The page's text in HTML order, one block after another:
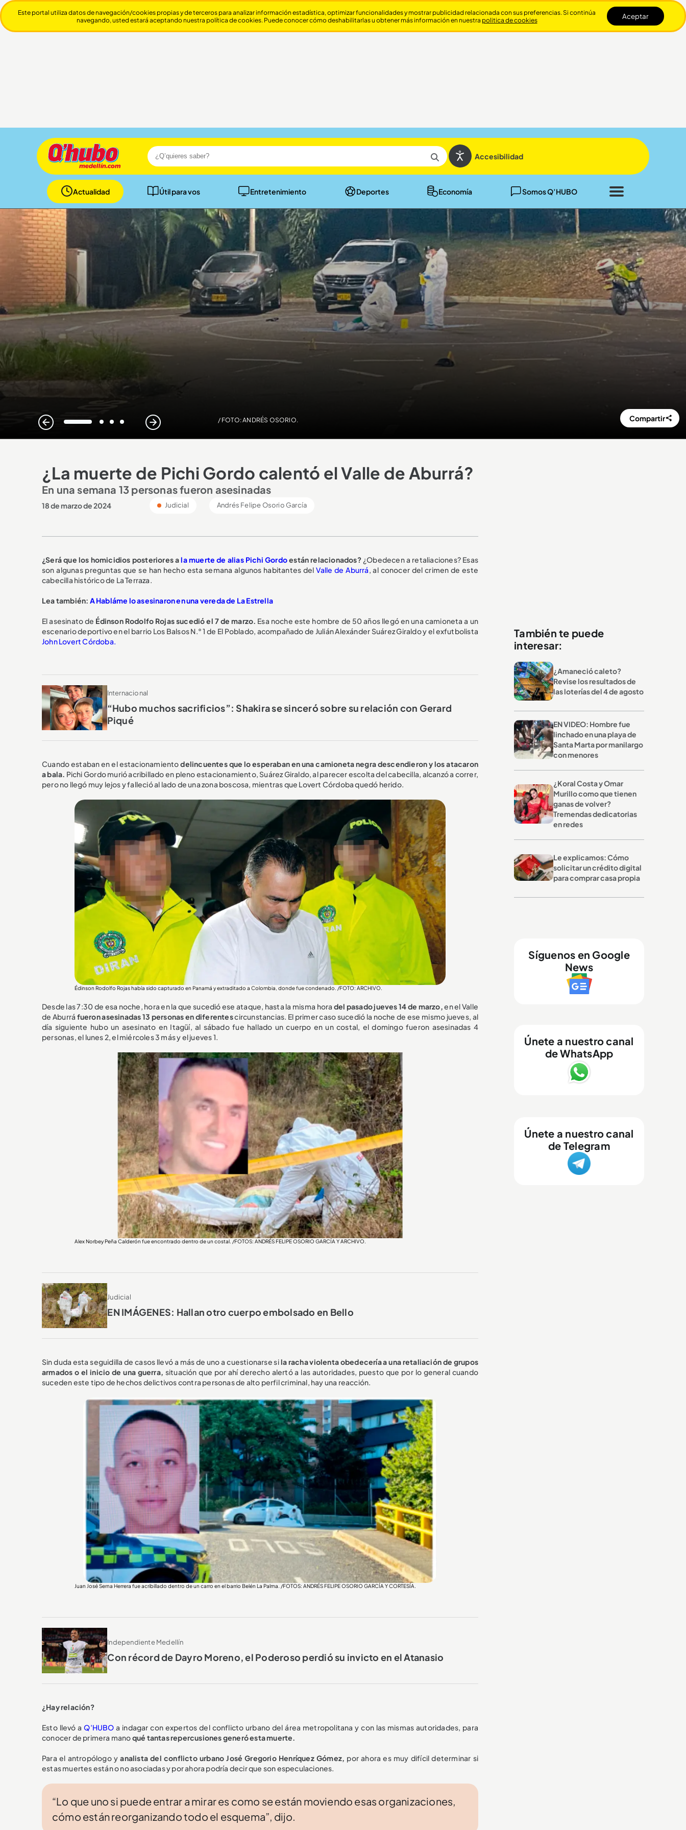
Accesibilidad
Actualidad Útil para vos Entretenimiento Deportes Economía Somos Q’HUBO
Cerrar
/ FOTO: ANDRÉS OSORIO.
1 2 3 4
Compartir
¿La muerte de Pichi Gordo calentó el Valle de Aburrá?
En una semana 13 personas fueron asesinadas
18 de marzo de 2024 Judicial Andrés Felipe Osorio García
¿Será que los homicidios posteriores ala muerte de alias Pichi Gordoestán relacionados? ¿Obedecen a retaliaciones? Esas
son algunas preguntas que se han hecho esta semana algunos habitantes del Valle de Aburrá, al conocer del crimen de este
cabecilla histórico de La Terraza.
Lea también: A Habláme lo asesinaron en una vereda de La Estrella
El asesinato de Édinson Rodolfo Rojas sucedió el 7 de marzo. Esa noche este hombre de 50 años llegó en una camioneta a un
escenario deportivo en el barrio Los Balsos N.° 1 de El Poblado, acompañado de Julián Alexánder Suárez Giraldo y el exfutbolista
John Lovert Córdoba.
Internacional
“Hubo muchos sacrificios”: Shakira se sinceró sobre su relación con Gerard
Piqué
Cuando estaban en el estacionamientodelincuentes que lo esperaban en una camioneta negra descendieron y los atacaron
a bala. Pichi Gordo murió acribillado en pleno estacionamiento, Suárez Giraldo, al parecer escolta del cabecilla, alcanzó a correr,
pero no llegó muy lejos y falleció al lado de una zona boscosa, mientras que Lovert Córdoba quedó herido.
Édinson Rodolfo Rojas había sido capturado en Panamá y extraditado a Colombia, donde fue condenado. /FOTO: ARCHIVO.
Desde las 7:30 de esa noche, hora en la que sucedió ese ataque, hasta la misma hora del pasado jueves 14 de marzo,en el Valle
de Aburrá fueron asesinadas 13 personas en diferentescircunstancias. El primer caso sucedió la noche de ese mismo jueves, al
día siguiente hubo un asesinato en Itagüí, al sábado fue hallado un cuerpo en un costal, el domingo fueron asesinadas 4
personas, el lunes 2, el miércoles 3 más y el jueves 1.
Alex Norbey Peña Calderón fue encontrado dentro de un costal. /FOTOS: ANDRÉS FELIPE OSORIO GARCÍA Y ARCHIVO.
Judicial
EN IMÁGENES: Hallan otro cuerpo embolsado en Bello
Sin duda esta seguidilla de casos llevó a más de uno a cuestionarse sila racha violenta obedecería a una retaliación de grupos
armados o el inicio de una guerra, situación que por ahí derecho alertó a las autoridades, puesto que por lo general cuando
suceden este tipo de hechos delictivos contra personas de alto perfil criminal, hay una reacción.
Juan José Serna Herrera fue acribillado dentro de un carro en el barrio Belén La Palma. /FOTOS: ANDRÉS FELIPE OSORIO GARCÍA Y CORTESÍA.
Independiente Medellín
Con récord de Dayro Moreno, el Poderoso perdió su invicto en el Atanasio
¿Hay relación?
Esto llevó aQ’HUBO a indagar con expertos del conflicto urbano del área metropolitana y con las mismas autoridades, para
conocer de primera manoqué tantas repercusiones generó esta muerte.
Para el antropólogo y analista del conflicto urbano José Gregorio Henríquez Gómez, por ahora es muy difícil determinar si
estas muertes están o no asociadas y por ahora podría decir que son especulaciones.
“Lo que uno si puede entrar a mirar es como se están moviendo esas organizaciones,
cómo están reorganizando todo el esquema”, dijo.
También te puede
interesar:
¿Amaneció caleto?
Revise los resultados de
las loterías del 4 de agosto
EN VIDEO: Hombre fue
linchado en una playa de
Santa Marta por manilargo
con menores
¿Koral Costa y Omar
Murillo como que tienen
ganas de volver?
Tremendas dedicatorias
en redes
Le explicamos: Cómo
solicitar un crédito digital
para comprar casa propia
Síguenos en Google
News
Únete a nuestro canal
de WhatsApp
Únete a nuestro canal
de Telegram
Este portal utiliza datos de navegación/cookies propias y de terceros para analizar información estadística, optimizar funcionalidades y mostrar publicidad relacionada con sus preferencias. Si continúa
navegando, usted estará aceptando nuestra política de cookies. Puede conocer cómo deshabilitarlas u obtener más información en nuestra politica de cookies Aceptar